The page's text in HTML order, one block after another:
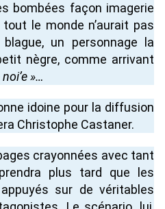
bombées façon imagerie
le monde n’aurait pas
un personnage la
nègre, comme arrivant
»…
idoine pour la diffusion
Christophe Castaner.
crayonnées avec tant
plus tard que les
sur de véritables